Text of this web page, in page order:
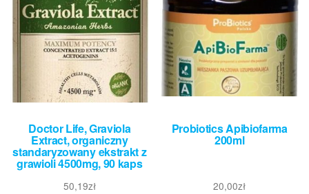
Doctor Life, Graviola
Extract, organiczny
standaryzowany ekstrakt z
grawioli 4500mg, 90 kaps
50,19zł
Probiotics Apibiofarma
200ml
20,00zł